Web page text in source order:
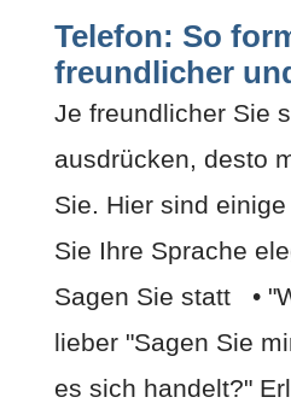
Telefon: So
freundlicher
Je freundlicher Sie
ausdrücken, desto
Sie. Hier sind
Sie Ihre Sprache
Sagen Sie statt •
lieber "Sagen Sie
es sich handelt?"